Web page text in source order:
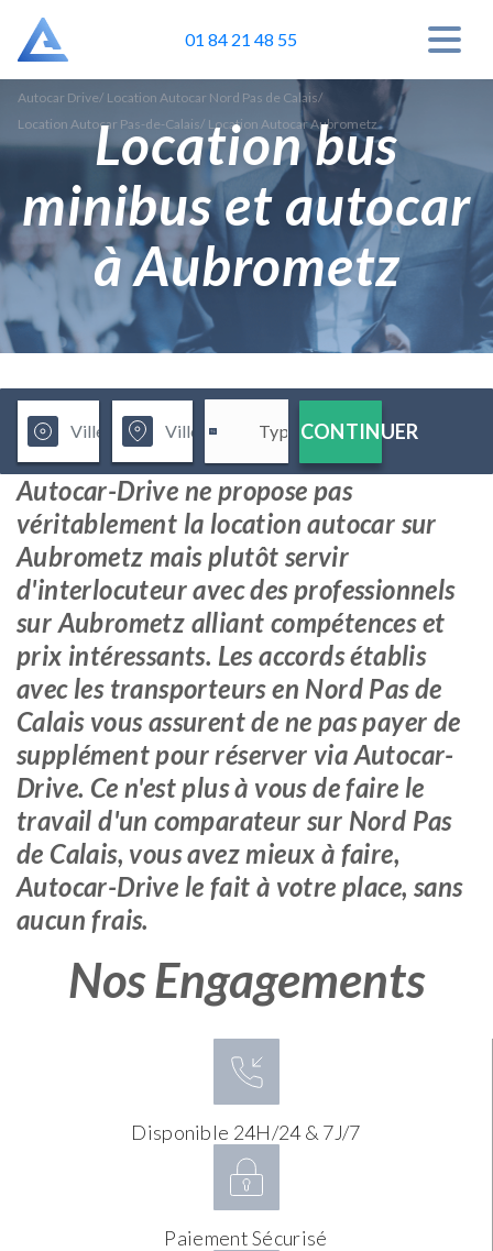
01 84 21 48 55
Autocar Drive/ Location Autocar Nord Pas de Calais/
Location Autocar Pas-de-Calais/ Location Autocar Aubrometz
Location bus
minibus et autocar
à Aubrometz
CONTINUER
Autocar-Drive ne propose pas
véritablement la location autocar sur
Aubrometz mais plutôt servir
d'interlocuteur avec des professionnels
sur Aubrometz alliant compétences et
prix intéressants. Les accords établis
avec les transporteurs en Nord Pas de
Calais vous assurent de ne pas payer de
supplément pour réserver via Autocar-
Drive. Ce n'est plus à vous de faire le
travail d'un comparateur sur Nord Pas
de Calais, vous avez mieux à faire,
Autocar-Drive le fait à votre place, sans
aucun frais.
Nos Engagements
Disponible 24H/24 & 7J/7
Paiement Sécurisé